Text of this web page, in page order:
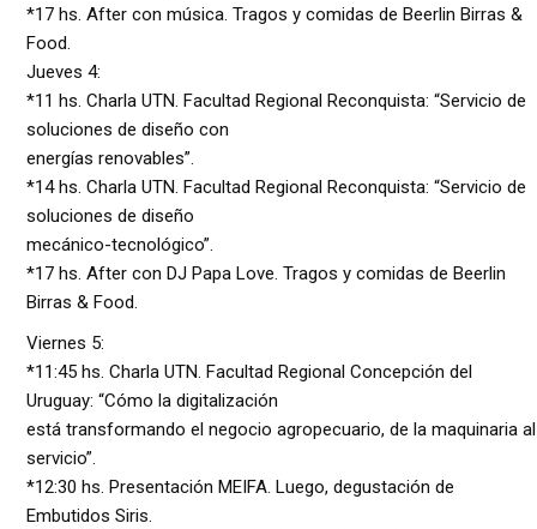
*17 hs. After con música. Tragos y comidas de Beerlin Birras &
Food.
Jueves 4:
*11 hs. Charla UTN. Facultad Regional Reconquista: “Servicio de
soluciones de diseño con
energías renovables”.
*14 hs. Charla UTN. Facultad Regional Reconquista: “Servicio de
soluciones de diseño
mecánico-tecnológico”.
*17 hs. After con DJ Papa Love. Tragos y comidas de Beerlin
Birras & Food.
Viernes 5:
*11:45 hs. Charla UTN. Facultad Regional Concepción del
Uruguay: “Cómo la digitalización
está transformando el negocio agropecuario, de la maquinaria al
servicio”.
*12:30 hs. Presentación MEIFA. Luego, degustación de
Embutidos Siris.